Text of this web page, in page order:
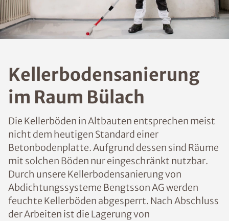
Kellerbodensanierung
im Raum Bülach
Die Kellerböden in Altbauten entsprechen meist
nicht dem heutigen Standard einer
Betonbodenplatte. Aufgrund dessen sind Räume
mit solchen Böden nur eingeschränkt nutzbar.
Durch unsere Kellerbodensanierung von
Abdichtungssysteme Bengtsson AG werden
feuchte Kellerböden abgesperrt. Nach Abschluss
der Arbeiten ist die Lagerung von